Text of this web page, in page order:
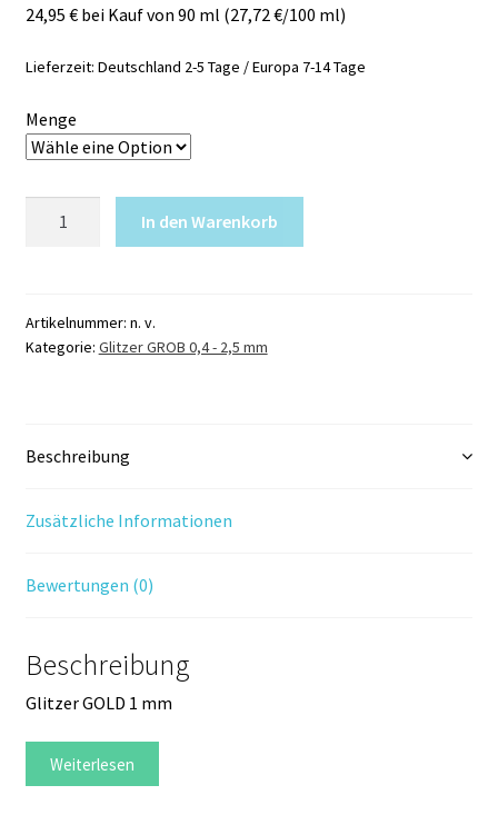
24,95 € bei Kauf von 90 ml (27,72 €/100 ml)
Lieferzeit: Deutschland 2-5 Tage / Europa 7-14 Tage
Menge
holografisch
55K
In den Warenkorb
Artikelnummer: n. v.
Kategorie: Glitzer GROB 0,4 - 2,5 mm
Beschreibung
Zusätzliche Informationen
Bewertungen (0)
Beschreibung
Glitzer GOLD 1 mm
Weiterlesen